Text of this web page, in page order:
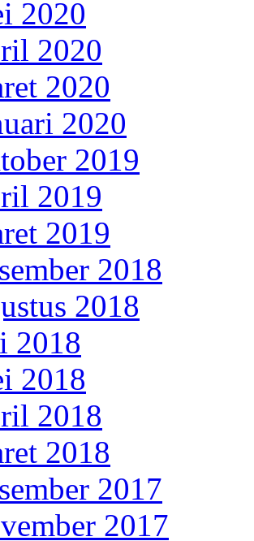
2020
2020
2020
2020
2019
2019
2019
2018
2018
2018
2018
2018
2018
2017
2017